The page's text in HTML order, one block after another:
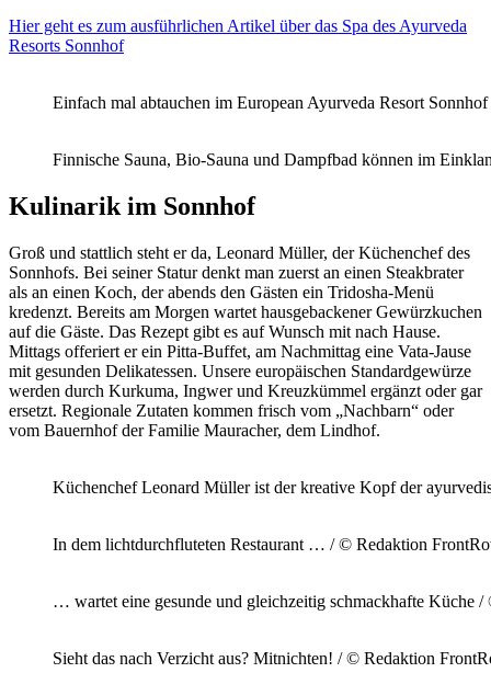
Hier geht es zum ausführlichen Artikel über das Spa des Ayurveda
Resorts Sonnhof
Einfach mal abtauchen im European Ayurveda Resort
Finnische Sauna, Bio-Sauna und Dampfbad können im
Kulinarik im Sonnhof
Groß und stattlich steht er da, Leonard Müller, der Küchenchef des
Sonnhofs. Bei seiner Statur denkt man zuerst an einen Steakbrater
als an einen Koch, der abends den Gästen ein Tridosha-Menü
kredenzt. Bereits am Morgen wartet hausgebackener Gewürzkuchen
auf die Gäste. Das Rezept gibt es auf Wunsch mit nach Hause.
Mittags offeriert er ein Pitta-Buffet, am Nachmittag eine Vata-Jause
mit gesunden Delikatessen. Unsere europäischen Standardgewürze
werden durch Kurkuma, Ingwer und Kreuzkümmel ergänzt oder gar
ersetzt. Regionale Zutaten kommen frisch vom „Nachbarn“ oder
vom Bauernhof der Familie Mauracher, dem Lindhof.
Küchenchef Leonard Müller ist der kreative Kopf der
In dem lichtdurchfluteten Restaurant … / © Redaktion
… wartet eine gesunde und gleichzeitig schmackhafte Küche
Sieht das nach Verzicht aus? Mitnichten! / © Redaktion